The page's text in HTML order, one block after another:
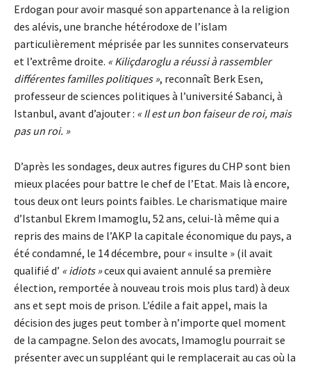
Erdogan pour avoir masqué son appartenance à la religion
des alévis, une branche hétérodoxe de l’islam
particulièrement méprisée par les sunnites conservateurs
et l’extrême droite. « Kiliçdaroglu a réussi à rassembler
différentes familles politiques », reconnaît Berk Esen,
professeur de sciences politiques à l’université Sabanci, à
Istanbul, avant d’ajouter : « Il est un bon faiseur de roi, mais
pas un roi. »
D’après les sondages, deux autres figures du CHP sont bien
mieux placées pour battre le chef de l’Etat. Mais là encore,
tous deux ont leurs points faibles. Le charismatique maire
d’Istanbul Ekrem Imamoglu, 52 ans, celui-là même qui a
repris des mains de l’AKP la capitale économique du pays, a
été condamné, le 14 décembre, pour « insulte » (il avait
qualifié d’ « idiots »ceux qui avaient annulé sa première
élection, remportée à nouveau trois mois plus tard) à deux
ans et sept mois de prison. L’édile a fait appel, mais la
décision des juges peut tomber à n’importe quel moment
de la campagne. Selon des avocats, Imamoglu pourrait se
présenter avec un suppléant qui le remplacerait au cas où la